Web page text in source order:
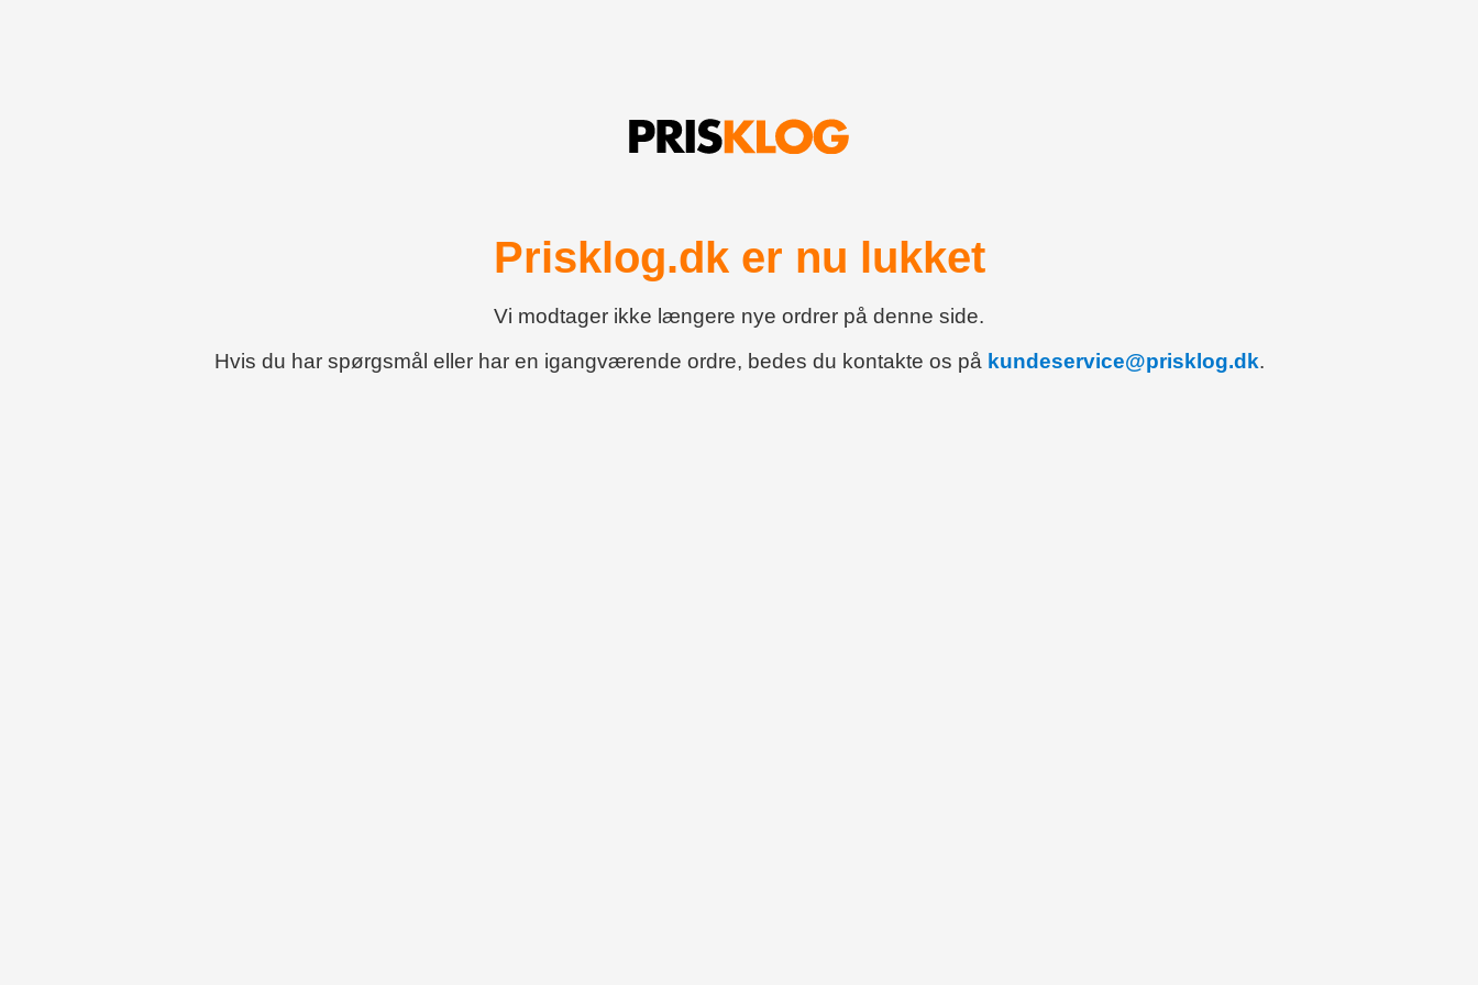
Prisklog.dk er nu lukket
Vi modtager ikke længere nye ordrer på denne side.
Hvis du har spørgsmål eller har en igangværende ordre, bedes du kontakte os på kundeservice@prisklog.dk.